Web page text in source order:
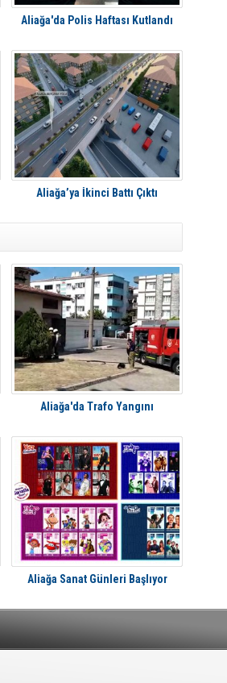
Aliağa'da Polis Haftası Kutlandı
Aliağa’ya İkinci Battı Çıktı
Aliağa'da Trafo Yangını
Aliağa Sanat Günleri Başlıyor